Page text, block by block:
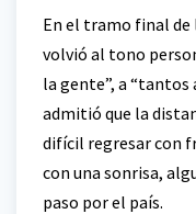
En el tramo final
volvió al tono
la gente”, a “tantos
admitió que la
difícil regresar con
con una sonrisa,
paso por el país.